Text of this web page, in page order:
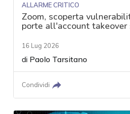
ALLARME CRITICO
Zoom, scoperta
porte all'account
16 Lug 2026
di Paolo Tarsitano
Condividi